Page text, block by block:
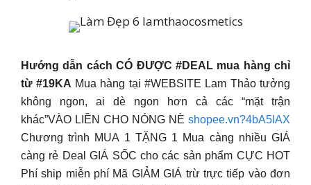
Hướng dẫn cách CÓ ĐƯỢC #DEAL mua hàng chỉ
từ #19KA Mua hàng tại #WEBSITE Lam Thảo tưởng
không ngon, ai dè ngon hơn cả các “mặt trận
khác”VÀO LIỀN CHO NÓNG NÈ shopee.vn?4bA5IAX
Chương trình MUA 1 TẶNG 1 Mua càng nhiều GIÁ
càng rẻ Deal GIÁ SỐC cho các sản phẩm CỰC HOT
Phí ship miễn phí Mã GIẢM GIÁ trừ trực tiếp vào đơn